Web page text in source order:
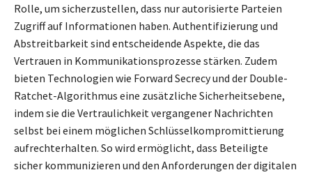
Rolle, um sicherzustellen, dass nur autorisierte Parteien
Zugriff auf Informationen haben. Authentifizierung und
Abstreitbarkeit sind entscheidende Aspekte, die das
Vertrauen in Kommunikationsprozesse stärken. Zudem
bieten Technologien wie Forward Secrecy und der Double-
Ratchet-Algorithmus eine zusätzliche Sicherheitsebene,
indem sie die Vertraulichkeit vergangener Nachrichten
selbst bei einem möglichen Schlüsselkompromittierung
aufrechterhalten. So wird ermöglicht, dass Beteiligte
sicher kommunizieren und den Anforderungen der digitalen